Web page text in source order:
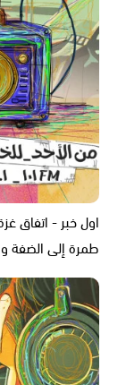
اول خبر - اتفاق
طمرة إلى الضفة واللد -